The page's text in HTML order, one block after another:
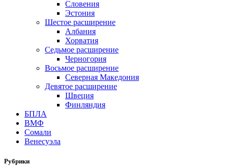
Словения
Эстония
Шестое расширение
Албания
Хорватия
Седьмое расширение
Черногория
Восьмое расширение
Северная Македония
Девятое расширение
Швеция
Финляндия
БПЛА
ВМФ
Сомали
Венесуэла
Рубрики